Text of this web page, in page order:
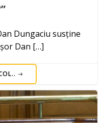
Dungaciu susține
Dan […]